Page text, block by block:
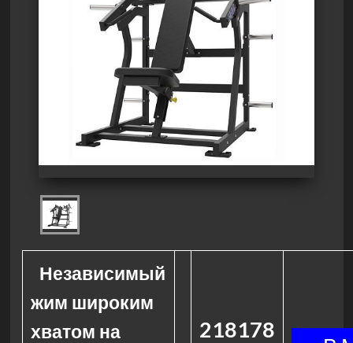
Независимый
жим широким
хватом на
218178